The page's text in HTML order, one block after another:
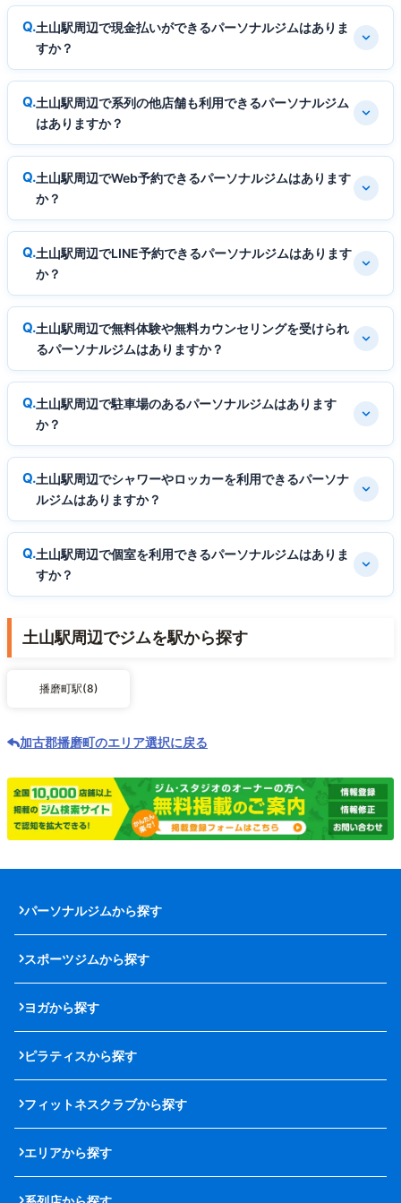
土山駅周辺で現金払いができるパーソナルジムはありま
すか？
土山駅周辺で系列の他店舗も利用できるパーソナルジム
はありますか？
土山駅周辺でWeb予約できるパーソナルジムはあります
か？
土山駅周辺でLINE予約できるパーソナルジムはあります
か？
土山駅周辺で無料体験や無料カウンセリングを受けられ
るパーソナルジムはありますか？
土山駅周辺で駐車場のあるパーソナルジムはあります
か？
土山駅周辺でシャワーやロッカーを利用できるパーソナ
ルジムはありますか？
土山駅周辺で個室を利用できるパーソナルジムはありま
すか？
土山駅周辺でジムを駅から探す
播磨町駅(8)
加古郡播磨町のエリア選択に戻る
パーソナルジムから探す
スポーツジムから探す
ヨガから探す
ピラティスから探す
フィットネスクラブから探す
エリアから探す